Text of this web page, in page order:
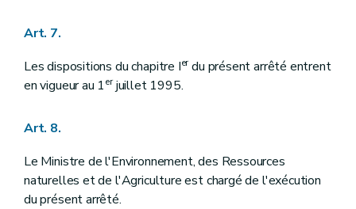
Art. 7.
Les dispositions du chapitre Ierdu présent arrêté entrent
en vigueur au 1erjuillet 1995.
Art. 8.
Le Ministre de l'Environnement, des Ressources
naturelles et de l'Agriculture est chargé de l'exécution
du présent arrêté.